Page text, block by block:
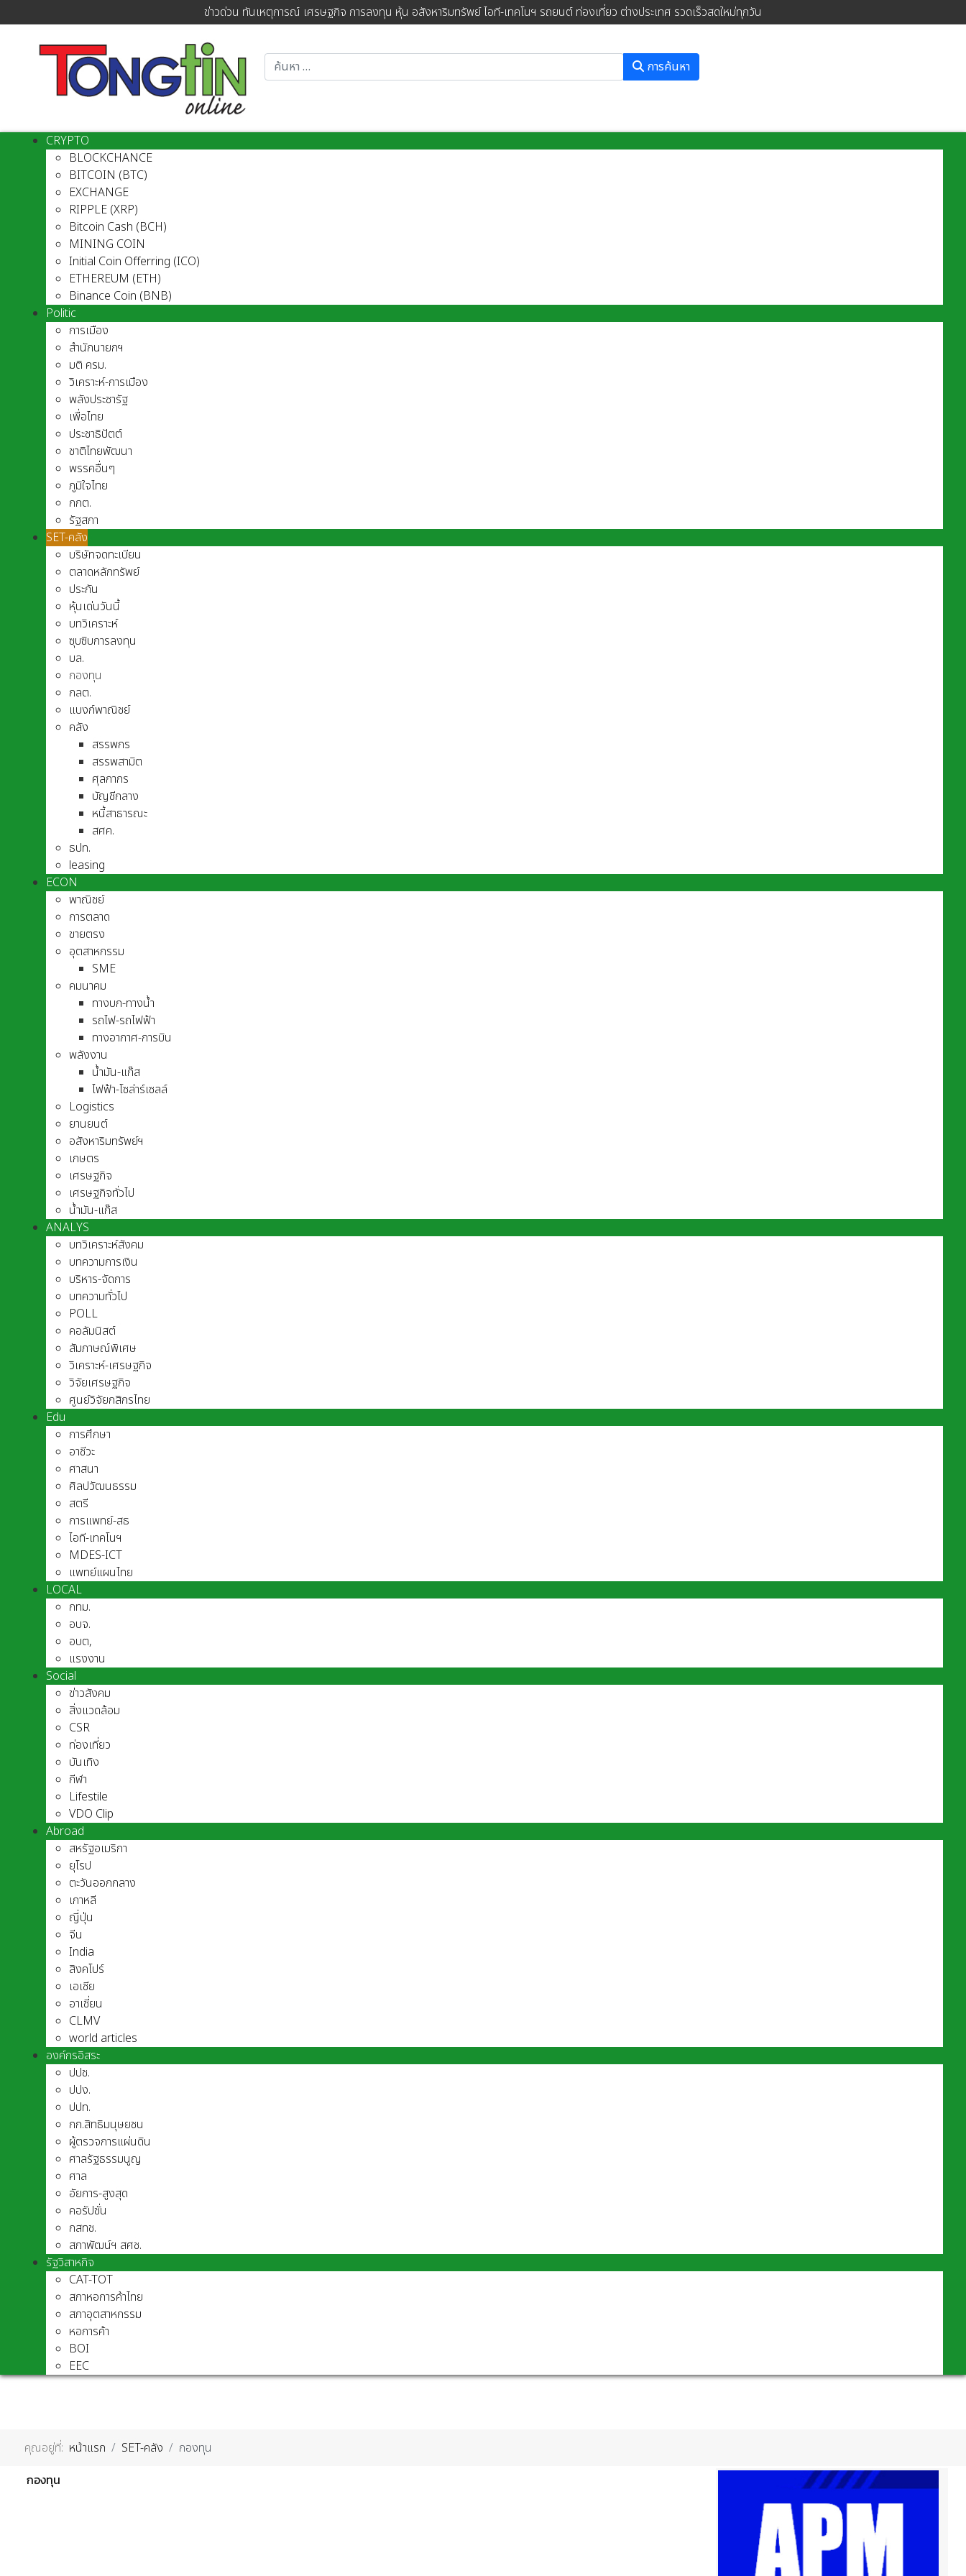
ข่าวด่วน ทันเหตุการณ์ เศรษฐกิจ การลงทุน หุ้น อสังหาริมทรัพย์ ไอที-เทคโนฯ รถยนต์ ท่องเที่ยว ต่างประเทศ รวดเร็วสดใหม่ทุกวัน
การค้นหา
CRYPTO
BLOCKCHANCE
BITCOIN (BTC)
EXCHANGE
RIPPLE (XRP)
Bitcoin Cash (BCH)
MINING COIN
Initial Coin Offerring (ICO)
ETHEREUM (ETH)
Binance Coin (BNB)
Politic
การเมือง
สำนักนายกฯ
มติ ครม.
วิเคราะห์-การเมือง
พลังประชารัฐ
เพื่อไทย
ประชาธิปัตต์
ชาติไทยพัฒนา
พรรคอื่นๆ
ภูมิใจไทย
กกต.
รัฐสภา
SET-คลัง
บริษัทจดทะเบียน
ตลาดหลักทรัพย์
ประกัน
หุ้นเด่นวันนี้
บทวิเคราะห์
ซุบซิบการลงทุน
บล.
กองทุน
กลต.
แบงก์พาณิชย์
คลัง
สรรพกร
สรรพสามิต
ศุลกากร
บัญชีกลาง
หนี้สาธารณะ
สศค.
ธปท.
leasing
ECON
พาณิชย์
การตลาด
ขายตรง
อุตสาหกรรม
SME
คมนาคม
ทางบก-ทางน้ำ
รถไฟ-รถไฟฟ้า
ทางอากาศ-การบิน
พลังงาน
น้ำมัน-แก๊ส
ไฟฟ้า-โซล่าร์เซลล์
Logistics
ยานยนต์
อสังหาริมทรัพย์ฯ
เกษตร
เศรษฐกิจ
เศรษฐกิจทั่วไป
น้ำมัน-แก๊ส
ANALYS
บทวิเคราะห์สังคม
บทความการเงิน
บริหาร-จัดการ
บทความทั่วไป
POLL
คอลัมนิสต์
สัมภาษณ์พิเศษ
วิเคราะห์-เศรษฐกิจ
วิจัยเศรษฐกิจ
ศูนย์วิจัยกสิกรไทย
Edu
การศึกษา
อาชีวะ
ศาสนา
ศิลปวัฒนธรรม
สตรี
การแพทย์-สธ
ไอที-เทคโนฯ
MDES-ICT
แพทย์แผนไทย
LOCAL
กทม.
อบจ.
อบต,
แรงงาน
Social
ข่าวสังคม
สิ่งแวดล้อม
CSR
ท่องเที่ยว
บันเทิง
กีฬา
Lifestile
VDO Clip
Abroad
สหรัฐอเมริกา
ยุโรป
ตะวันออกกลาง
เกาหลี
ญี่ปุ่น
จีน
India
สิงคโปร์
เอเชีย
อาเชี่ยน
CLMV
world articles
องค์กรอิสระ
ปปช.
ปปง.
ปปท.
กก.สิทธิมนุษยชน
ผู้ตรวจการแผ่นดิน
ศาลรัฐธรรมนูญ
ศาล
อัยการ-สูงสุด
คอรัปชั่น
กสทช.
สภาพัฒน์ฯ สศช.
รัฐวิสาหกิจ
CAT-TOT
สภาหอการค้าไทย
สภาอุตสาหกรรม
หอการค้า
BOI
EEC
คุณอยู่ที่: หน้าแรก SET-คลัง
กองทุน
กองทุน